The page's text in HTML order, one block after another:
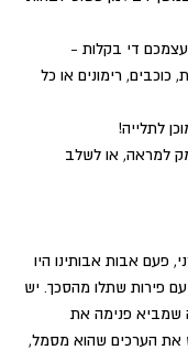
בעצמכם די בקלות -
כוכבים, רימונים או כל
לתלייה!
למראה, או לשלב
פעם אבות אבותינו היו
פירות שתלו מהסכך. יש
שמביא פנימה את
את הערכים שהוא מסמל,